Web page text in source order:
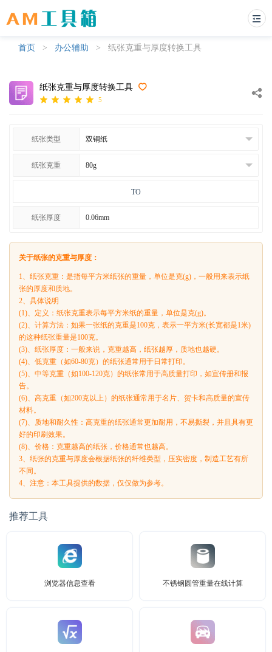
首页 > 办公辅助 > 纸张克重与厚度转换工具
纸张克重与厚度转换工具
5
纸张类型
纸张克重
TO
纸张厚度
关于纸张的克重与厚度：
1、纸张克重：是指每平方米纸张的重量，单位是克(g)，一般用来表示纸
张的厚度和质地。
2、具体说明
(1)、定义：纸张克重表示每平方米纸的重量，单位是克(g)。
(2)、计算方法：如果一张纸的克重是100克，表示一平方米(长宽都是1米)
的这种纸张重量是100克。
(3)、纸张厚度：一般来说，克重越高，纸张越厚，质地也越硬。
(4)、低克重（如60-80克）的纸张通常用于日常打印。
(5)、中等克重（如100-120克）的纸张常用于高质量打印，如宣传册和报
告。
(6)、高克重（如200克以上）的纸张通常用于名片、贺卡和高质量的宣传
材料。
(7)、质地和耐久性：高克重的纸张通常更加耐用，不易撕裂，并且具有更
好的印刷效果。
(8)、价格：克重越高的纸张，价格通常也越高。
3、纸张的克重与厚度会根据纸张的纤维类型，压实密度，制造工艺有所
不同。
4、注意：本工具提供的数据，仅仅做为参考。
推荐工具
浏览器信息查看 不锈钢圆管重量在线计算